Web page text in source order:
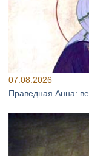
07.08.2026
Праведная Анна: